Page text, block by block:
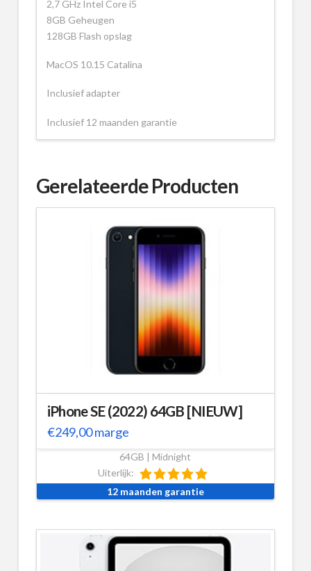
2,7 GHz Intel Core i5
8GB Geheugen
128GB Flash opslag
MacOS 10.15 Catalina
Inclusief adapter
Inclusief 12 maanden garantie
Gerelateerde Producten
iPhone SE (2022) 64GB [NIEUW]
€249,00marge
64GB | Midnight
Uiterlijk:
12 maanden garantie